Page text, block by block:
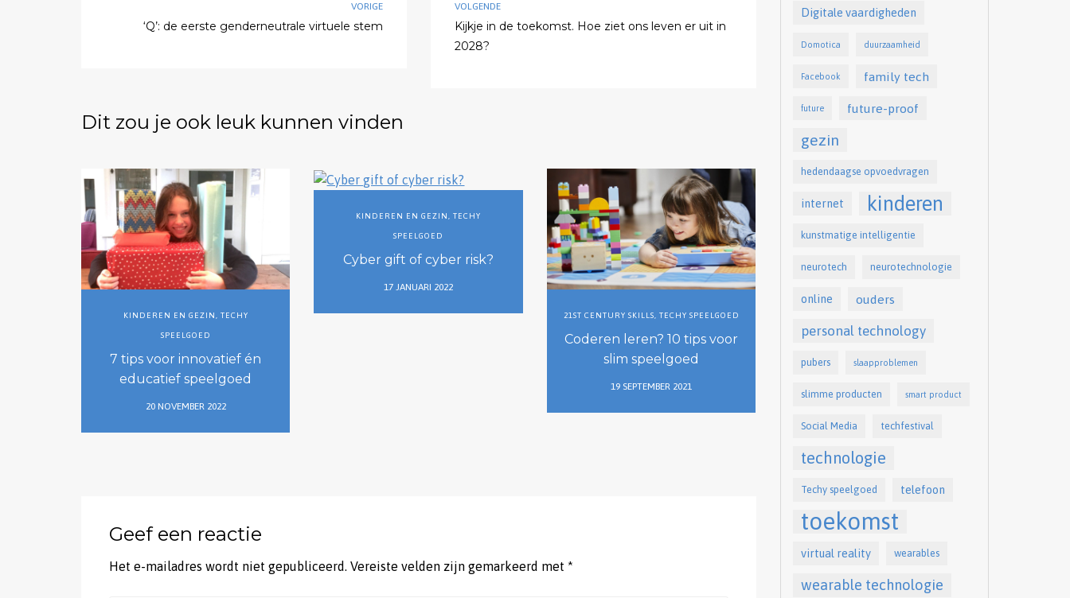
VORIGE
‘Q’: de eerste genderneutrale virtuele stem
VOLGENDE
Kijkje in de toekomst. Hoe ziet ons leven er uit in
2028?
Dit zou je ook leuk kunnen vinden
KINDEREN EN GEZIN, TECHY
SPEELGOED
7 tips voor innovatief én
educatief speelgoed
20 NOVEMBER 2022
KINDEREN EN GEZIN ,TECHY
SPEELGOED
Cyber gift of cyber risk?
17 JANUARI 2022
21ST CENTURY SKILLS, TECHY SPEELGOED
Coderen leren? 10 tips voor
slim speelgoed
19 SEPTEMBER 2021
Geef een reactie
Het e-mailadres wordt niet gepubliceerd. Vereiste velden zijn gemarkeerd met *
Digitale vaardigheden
Domotica duurzaamheid
Facebook family tech
future future-proof
gezin
hedendaagse opvoedvragen
internet kinderen
kunstmatige intelligentie
neurotech neurotechnologie
online ouders
personal technology
pubers slaapproblemen
slimme producten smart product
Social Media techfestival
technologie
Techy speelgoed telefoon
toekomst
virtual reality wearables
wearable technologie